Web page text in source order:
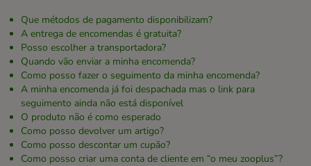
Que métodos de pagamento disponibilizam?
A entrega de encomendas é gratuita?
Posso escolher a transportadora?
Quando vão enviar a minha encomenda?
Como posso fazer o seguimento da minha encomenda?
A minha encomenda já foi despachada mas o link para
seguimento ainda não está disponível
O produto não é como esperado
Como posso devolver um artigo?
Como posso descontar um cupão?
Como posso criar uma conta de cliente em “o meu zooplus”?